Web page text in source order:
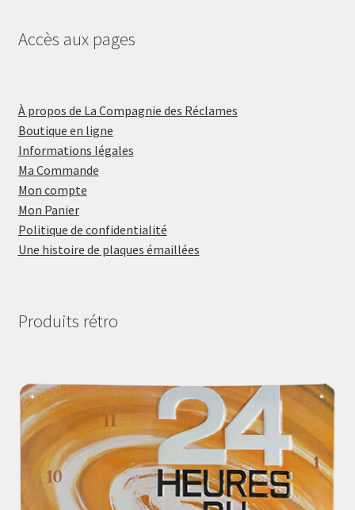
Accès aux pages
À propos de La Compagnie des Réclames
Boutique en ligne
Informations légales
Ma Commande
Mon compte
Mon Panier
Politique de confidentialité
Une histoire de plaques émaillées
Produits rétro